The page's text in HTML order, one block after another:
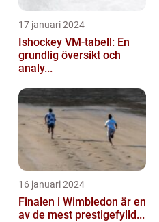
17 januari 2024
Ishockey VM-tabell: En
grundlig översikt och
analy...
16 januari 2024
Finalen i Wimbledon är en
av de mest prestigefylld...